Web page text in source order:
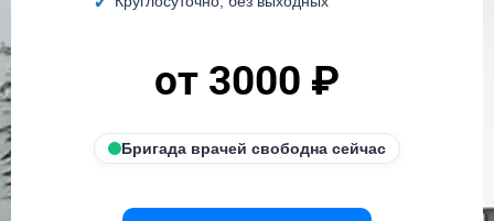
от 3000 ₽
Бригада врачей свободна сейчас